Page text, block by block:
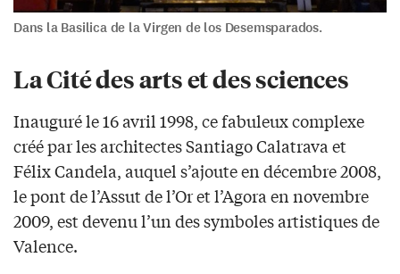
Dans la Basilica de la Virgen de los Desemsparados.
La Cité des arts et des sciences
Inauguré le 16 avril 1998, ce fabuleux complexe
créé par les architectes Santiago Calatrava et
Félix Candela, auquel s’ajoute en décembre 2008,
le pont de l’Assut de l’Or et l’Agora en novembre
2009, est devenu l’un des symboles artistiques de
Valence.